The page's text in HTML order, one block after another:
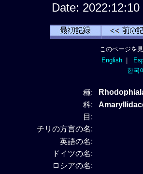
Date:
このページを
English|
한국
種:
科:
目:
チリの方言の名:
英語の名:
ドイツの名:
ロシアの名: